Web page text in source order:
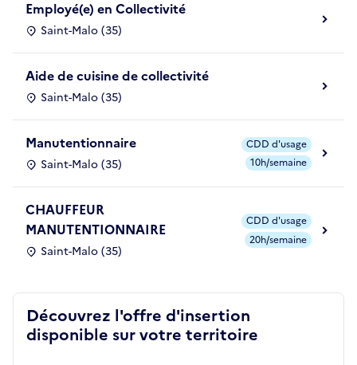
Employé(e) en Collectivité
Saint-Malo (35)
Aide de cuisine de collectivité
Saint-Malo (35)
Manutentionnaire
Saint-Malo (35)
CDD d'usage
10h/semaine
CHAUFFEUR
MANUTENTIONNAIRE
Saint-Malo (35)
CDD d'usage
20h/semaine
Découvrez l'offre d'insertion
disponible sur votre territoire